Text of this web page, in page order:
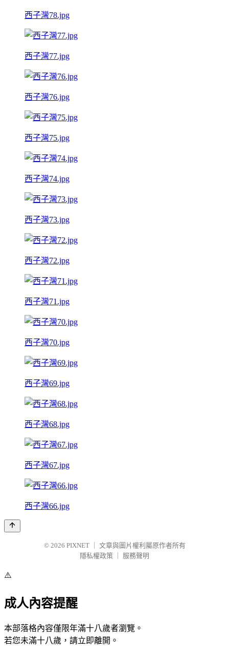
西子灣78.jpg
西子灣77.jpg
西子灣76.jpg
西子灣75.jpg
西子灣74.jpg
西子灣73.jpg
西子灣72.jpg
西子灣71.jpg
西子灣70.jpg
西子灣69.jpg
西子灣68.jpg
西子灣67.jpg
西子灣66.jpg
© 2026 PIXNET
文章與圖片權利屬原作者所有
隱私權政策
服務聲明
⚠️
成人內容提醒
本部落格內容僅限年滿十八歲者瀏覽。
若您未滿十八歲，請立即離開。